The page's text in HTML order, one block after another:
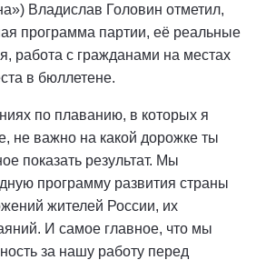
Владислав Головин отметил,
программа партии, её реальные
работа с гражданами на местах
в бюллетене.
по плаванию, в которых я
не важно на какой дорожке ты
показать результат. Мы
программу развития страны
жителей России, их
И самое главное, что мы
за нашу работу перед